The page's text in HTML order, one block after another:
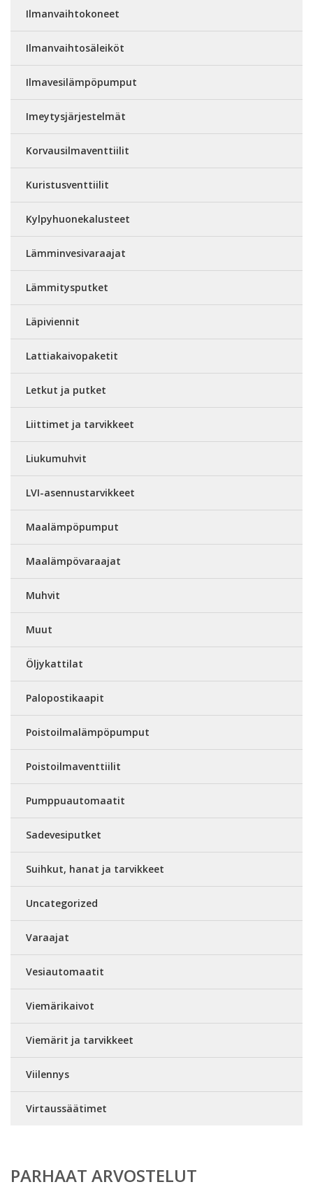
Ilmanvaihtokoneet
Ilmanvaihtosäleiköt
Ilmavesilämpöpumput
Imeytysjärjestelmät
Korvausilmaventtiilit
Kuristusventtiilit
Kylpyhuonekalusteet
Lämminvesivaraajat
Lämmitysputket
Läpiviennit
Lattiakaivopaketit
Letkut ja putket
Liittimet ja tarvikkeet
Liukumuhvit
LVI-asennustarvikkeet
Maalämpöpumput
Maalämpövaraajat
Muhvit
Muut
Öljykattilat
Palopostikaapit
Poistoilmalämpöpumput
Poistoilmaventtiilit
Pumppuautomaatit
Sadevesiputket
Suihkut, hanat ja tarvikkeet
Uncategorized
Varaajat
Vesiautomaatit
Viemärikaivot
Viemärit ja tarvikkeet
Viilennys
Virtaussäätimet
PARHAAT ARVOSTELUT